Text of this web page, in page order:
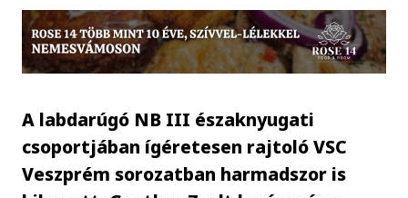
A labdarúgó NB III északnyugati
csoportjában ígéretesen rajtoló VSC
Veszprém sorozatban harmadszor is